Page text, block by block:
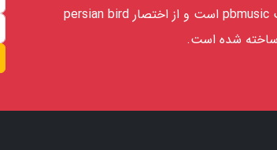
وبسایت pbmusic است و از اختصار persian bird